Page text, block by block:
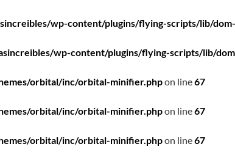
wp-content/plugins/flying-scripts/lib/
wp-content/plugins/flying-scripts/lib/
orbital/inc/orbital-minifier.phpon line67
orbital/inc/orbital-minifier.phpon line67
orbital/inc/orbital-minifier.phpon line67